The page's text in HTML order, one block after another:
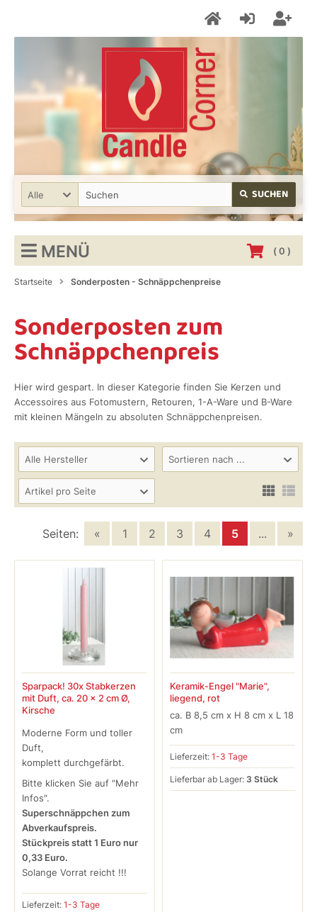
Alle SUCHEN
MENÜ (0 )
Startseite Sonderposten - Schnäppchenpreise
Sonderposten zum
Schnäppchenpreis
Hier wird gespart. In dieser Kategorie finden Sie Kerzen und
Accessoires aus Fotomustern, Retouren, 1-A-Ware und B-Ware
mit kleinen Mängeln zu absoluten Schnäppchenpreisen.
Alle Hersteller Sortieren nach ...
Artikel pro Seite
Seiten: « 1 2 3 4 5 ... »
Sparpack! 30x Stabkerzen
mit Duft, ca. 20 x 2 cm Ø,
Kirsche
Moderne Form und toller
Duft,
komplett durchgefärbt.
Bitte klicken Sie auf "Mehr
Infos".
Superschnäppchen zum
Abverkaufspreis.
Stückpreis statt 1 Euro nur
0,33 Euro.
Solange Vorrat reicht !!!
Lieferzeit: 1-3 Tage
Keramik-Engel "Marie",
liegend, rot
ca. B 8,5 cm x H 8 cm x L 18
cm
Lieferzeit: 1-3 Tage
Lieferbar ab Lager: 3 Stück